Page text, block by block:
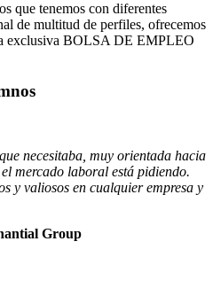
que tenemos con diferentes
de multitud de perfiles, ofrecemos
exclusiva BOLSA DE EMPLEO
necesitaba, muy orientada hacia
mercado laboral está pidiendo.
y valiosos en cualquier empresa y
Group